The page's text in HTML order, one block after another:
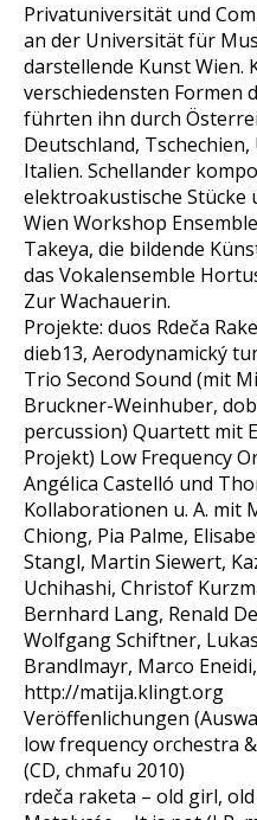
Privatuniversität und
an der Universität für
darstellende Kunst Wien.
verschiedensten Formen
führten ihn durch
Deutschland,
Italien. Schellander
elektroakustische Stücke
Wien Workshop
Takeya, die bildende
das Vokalensemble
Zur Wachauerin.
Projekte: duos Rdeča
dieb13, Aerodynamický
Trio Second Sound (mit
Bruckner-Weinhuber,
percussion) Quartett mit
Projekt) Low Frequency
Angélica Castelló und
Kollaborationen u. A. mit
Chiong, Pia Palme,
Stangl, Martin Siewert,
Uchihashi, Christof
Bernhard Lang, Renald
Wolfgang Schiftner,
Brandlmayr, Marco
http://matija.klingt.org
Veröffenlichungen
low frequency orchestra
(CD, chmafu 2010)
rdeča raketa – old girl,